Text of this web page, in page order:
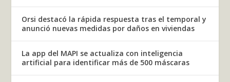
Orsi destacó la rápida respuesta tras el temporal y
anunció nuevas medidas por daños en viviendas
La app del MAPI se actualiza con inteligencia
artificial para identificar más de 500 máscaras